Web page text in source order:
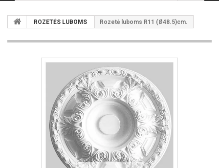
ROZETĖS LUBOMS Rozetė luboms R11 (Ø48.5)cm.